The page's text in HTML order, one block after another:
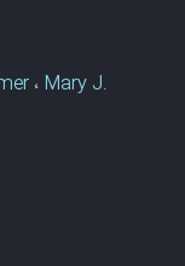
، Mary J.